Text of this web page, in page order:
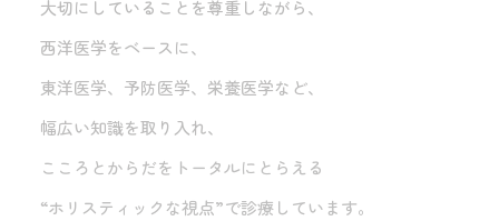
大切にしていることを尊重しながら、
西洋医学をベースに、
東洋医学、予防医学、栄養医学など、
幅広い知識を取り入れ、
こころとからだをトータルにとらえる
“ホリスティックな視点”で診療しています。